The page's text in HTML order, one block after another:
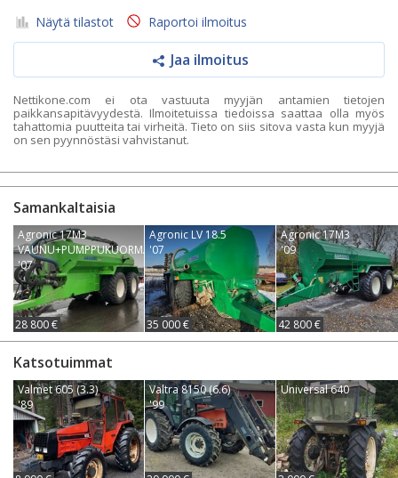
Näytä tilastot Raportoi ilmoitus
Jaa ilmoitus
Nettikone.com ei ota vastuuta myyjän antamien tietojen
paikkansapitävyydestä. Ilmoitetuissa tiedoissa saattaa olla myös
tahattomia puutteita tai virheitä. Tieto on siis sitova vasta kun myyjä
on sen pyynnöstäsi vahvistanut.
Samankaltaisia
Agronic 17M3
VAUNU+PUMPPUKUORMAIN
'07
28 800 €
Agronic LV 18.5
'07
35 000 €
Agronic 17M3
'09
42 800 €
Katsotuimmat
Valmet 605 (3.3)
'89
Valtra 8150 (6.6)
'99
Universal 640